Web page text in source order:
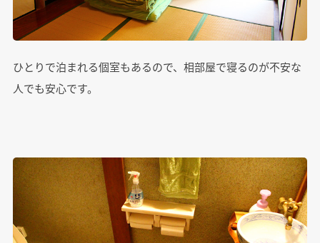
ひとりで泊まれる個室もあるので、相部屋で寝るのが不安な
人でも安心です。